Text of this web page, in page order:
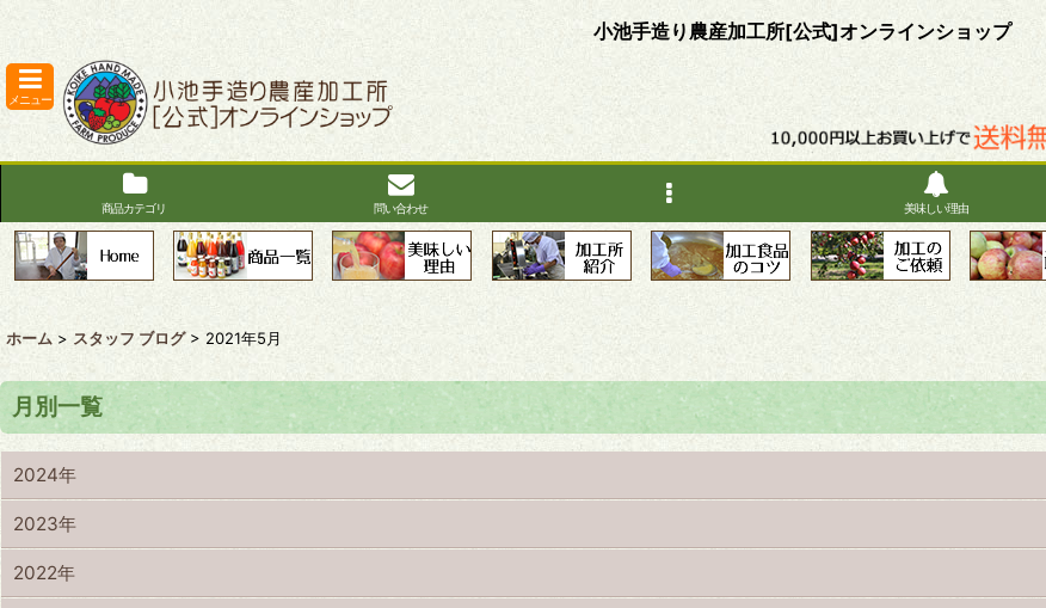
小池手造り農産加工所[公式]オンラインショップ
メニュー
商品カテゴリ 問い合わせ 美味しい理由
ホーム > スタッフ ブログ > 2021年5月
月別一覧
2024年
2023年
2022年